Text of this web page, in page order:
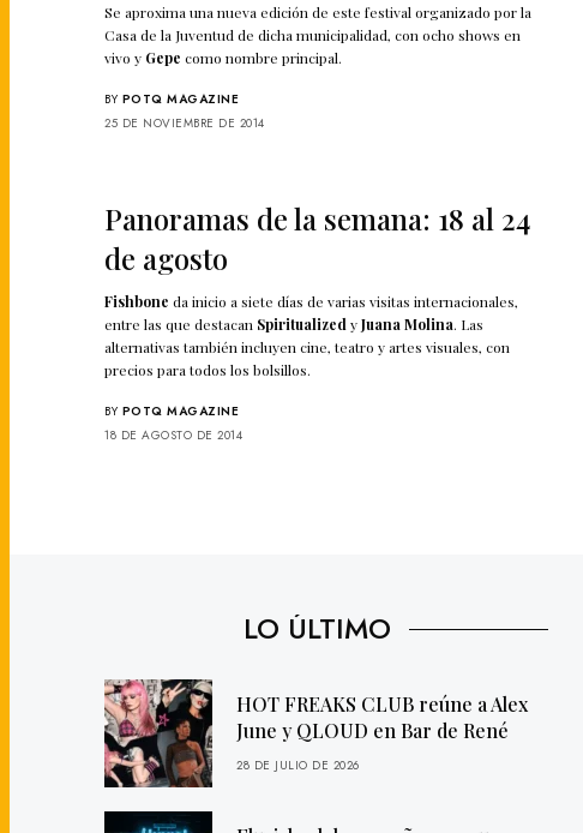
Se aproxima una nueva edición de este festival organizado por la
Casa de la Juventud de dicha municipalidad, con ocho shows en
vivo y Gepe como nombre principal.
BY POTQ MAGAZINE
25 DE NOVIEMBRE DE 2014
Panoramas de la semana: 18 al 24
de agosto
Fishbone da inicio a siete días de varias visitas internacionales,
entre las que destacan Spiritualized yJuana Molina. Las
alternativas también incluyen cine, teatro y artes visuales, con
precios para todos los bolsillos.
BY POTQ MAGAZINE
18 DE AGOSTO DE 2014
LO ÚLTIMO
HOT FREAKS CLUB reúne a Alex
June y QLOUD en Bar de René
28 DE JULIO DE 2026